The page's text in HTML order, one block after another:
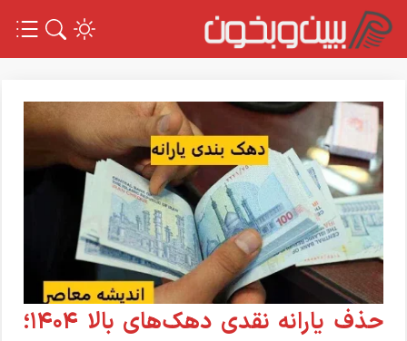
حذف یارانه نقدی دهک‌های بالا ۱۴۰۴؛